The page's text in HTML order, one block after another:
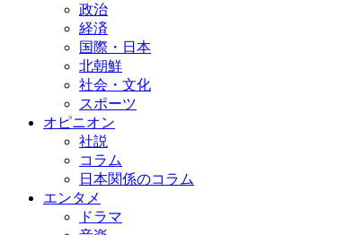
政治
経済
国際・日本
北朝鮮
社会・文化
スポーツ
オピニオン
社説
コラム
日本関係のコラム
エンタメ
ドラマ